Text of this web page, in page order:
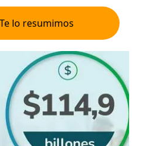
Te lo resumimos